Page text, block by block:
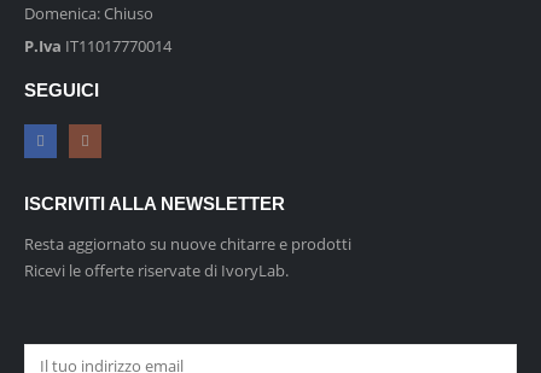
Domenica: Chiuso
P.Iva IT11017770014
SEGUICI
ISCRIVITI ALLA NEWSLETTER
Resta aggiornato su nuove chitarre e prodotti
Ricevi le offerte riservate di IvoryLab.